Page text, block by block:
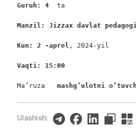
Guruh: 4 ta
Manzil: Jizzax davlat
Kun: 2 -aprel , 2024-yil
Vaqti: 15:00
Ma’ruza mashgʻulotni
Ulashish: